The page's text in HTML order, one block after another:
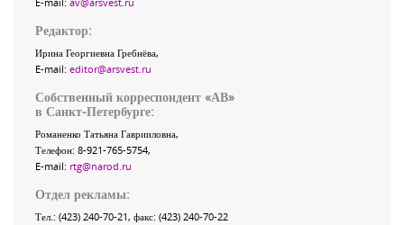
Редактор:
Ирина Георгиевна Гребнёва,
E-mail: editor@arsvest.ru
Собственный корреспондент «АВ»
в Санкт-Петербурге:
Романенко Татьяна Гаврииловна,
Телефон: 8-921-765-5754,
E-mail: rtg@narod.ru
Отдел рекламы:
Тел.: (423) 240-70-21, факс: (423) 240-70-22